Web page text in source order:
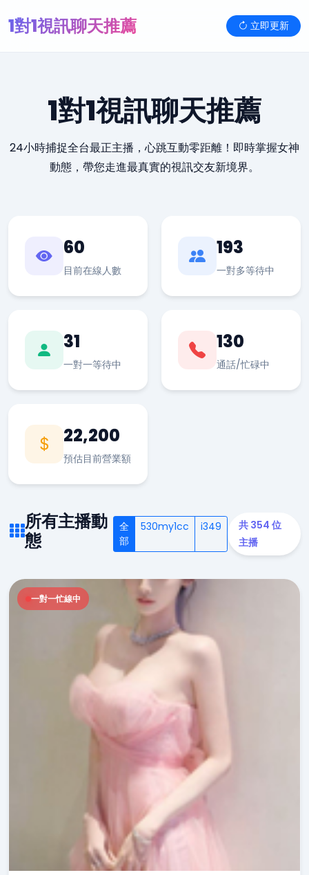
1對1視訊聊天推薦 立即更新
1對1視訊聊天推薦
24小時捕捉全台最正主播，心跳互動零距離！即時掌握女神
動態，帶您走進最真實的視訊交友新境界。
60
目前在線人數
193
一對多等待中
31
一對一等待中
130
通話/忙碌中
22,200
預估目前營業額
所有主播動
態
全
部
530my1cc i349
共 354 位
主播
一對一忙線中